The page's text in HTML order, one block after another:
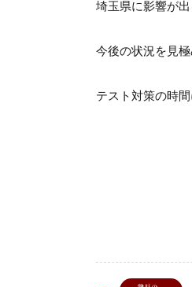
埼玉県に影響が
今後の状況を見
テスト対策の時